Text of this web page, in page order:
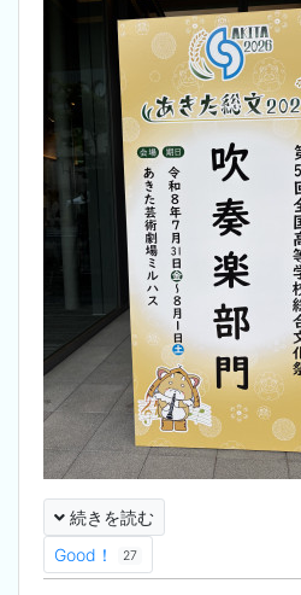
続きを読む
Good！
27